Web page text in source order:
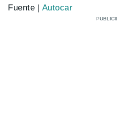
Fuente | Autocar